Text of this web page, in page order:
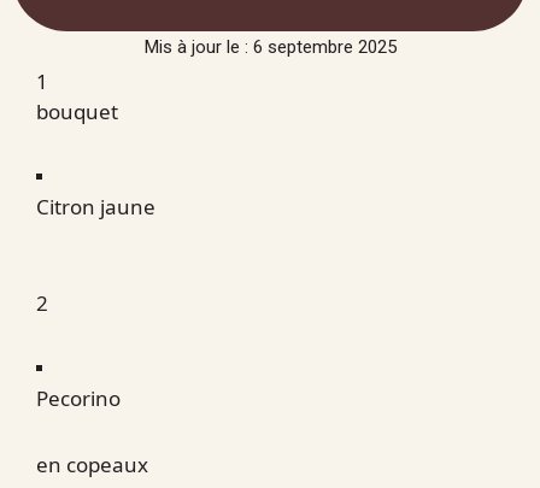
Mis à jour le : 6 septembre 2025
1
bouquet
Citron jaune
2
Pecorino
en copeaux